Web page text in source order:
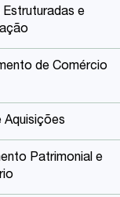
Estruturadas e
de Comércio
Aquisições
Patrimonial e